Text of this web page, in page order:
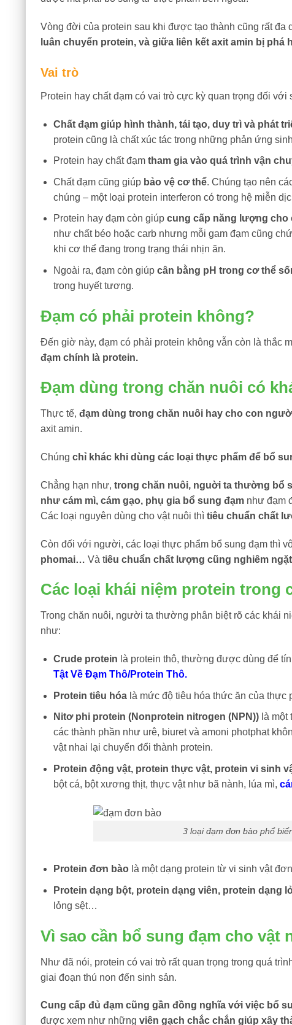
Vòng đời của protein sau khi được tạo thành cũng rất đa
luân chuyển protein, và giữa liên kết axit amin bị
Vai trò
Protein hay chất đạm có vai trò cực kỳ quan trọng đối
Chất đạm giúp hình thành, tái tạo, duy trì và phát
protein cũng là chất xúc tác trong những phản ứng
Protein hay chất đạm tham gia vào quá trình vận
Chất đạm cũng giúp bảo vệ cơ thể. Chúng tạo nên
chúng – một loại protein interferon có trong hệ miễn
Protein hay đạm còn giúp cung cấp năng lượng cho
như chất béo hoặc carb nhưng mỗi gam đạm cũng
khi cơ thể đang trong trạng thái nhịn ăn.
Ngoài ra, đạm còn giúp cân bằng pH trong cơ thể
trong huyết tương.
Đạm có phải protein không?
Đến giờ này, đạm có phải protein không vẫn còn là thắc
đạm chính là protein.
Đạm dùng trong chăn nuôi có
Thực tế, đạm dùng trong chăn nuôi hay cho con
axit amin.
Chúng chỉ khác khi dùng các loại thực phẩm để bổ
Chẳng hạn như, trong chăn nuôi, nguời ta thường bổ
như cám mì, cám gạo, phụ gia bổ sung đạm như đạm
Các loại nguyên dùng cho vật nuôi thì tiêu chuẩn chất
Còn đối với người, các loại thực phẩm bổ sung đạm thì
phomai… Và tiêu chuẩn chất lượng cũng nghiêm
Các loại khái niệm protein trong
Trong chăn nuôi, người ta thường phân biệt rõ các khái
như:
Crude protein là protein thô, thường được dùng để
Tật Về Đạm Thô/Protein Thô.
Protein tiêu hóa là mức độ tiêu hóa thức ăn của thực
Nitơ phi protein (Nonprotein nitrogen (NPN)) là
các thành phần như urê, biuret và amoni photphat
vật nhai lại chuyển đổi thành protein.
Protein động vật, protein thực vật, protein vi sinh
bột cá, bột xương thịt, thực vật như bã nành, lúa mì,
3 loại đạm đơn bào phổ
Protein đơn bàolà một dạng protein từ vi sinh vật
Protein dạng bột, protein dạng viên, protein dạng
lỏng sệt…
Vì sao cần bổ sung đạm cho vật
Như đã nói, protein có vai trò rất quan trọng trong quá
giai đoạn thú non đến sinh sản.
Cung cấp đủ đạm cũng gần đồng nghĩa với việc bổ
được xem như những viên gạch chắc chắn giúp xây